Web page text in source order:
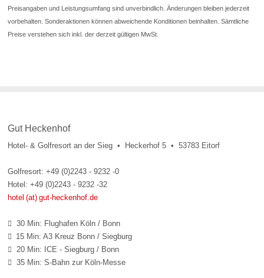
Preisangaben und Leistungsumfang sind unverbindlich. Änderungen bleiben jederzeit
vorbehalten. Sonderaktionen können abweichende Konditionen beinhalten. Sämtliche
Preise verstehen sich inkl. der derzeit gültigen MwSt.
Gut Heckenhof
Hotel- & Golfresort an der Sieg • Heckerhof 5 • 53783 Eitorf
Golfresort: +49 (0)2243 - 9232 -0
Hotel: +49 (0)2243 - 9232 -32
hotel (at) gut-heckenhof.de
 30 Min: Flughafen Köln / Bonn
 15 Min: A3 Kreuz Bonn / Siegburg
 20 Min: ICE - Siegburg / Bonn
 35 Min: S-Bahn zur Köln-Messe